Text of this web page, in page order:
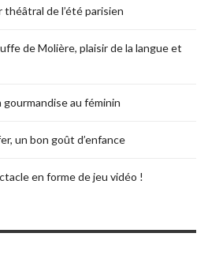
de l’été parisien
de Molière, plaisir de la langue et
gourmandise au féminin
un bon goût d’enfance
en forme de jeu vidéo !